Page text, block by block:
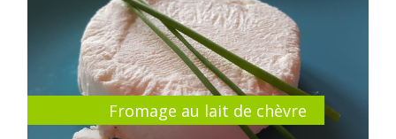
Fromage au lait de chèvre